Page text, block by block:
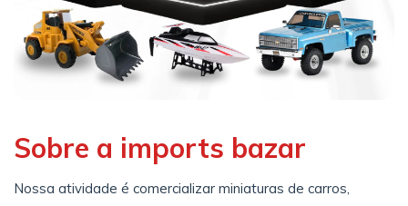
Sobre a imports bazar
Nossa atividade é comercializar miniaturas de carros,